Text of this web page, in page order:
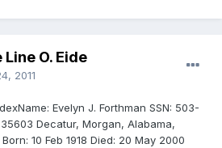
O. Eide
2011
Evelyn J. Forthman SSN: 503-
Decatur, Morgan, Alabama,
10 Feb 1918 Died: 20 May 2000